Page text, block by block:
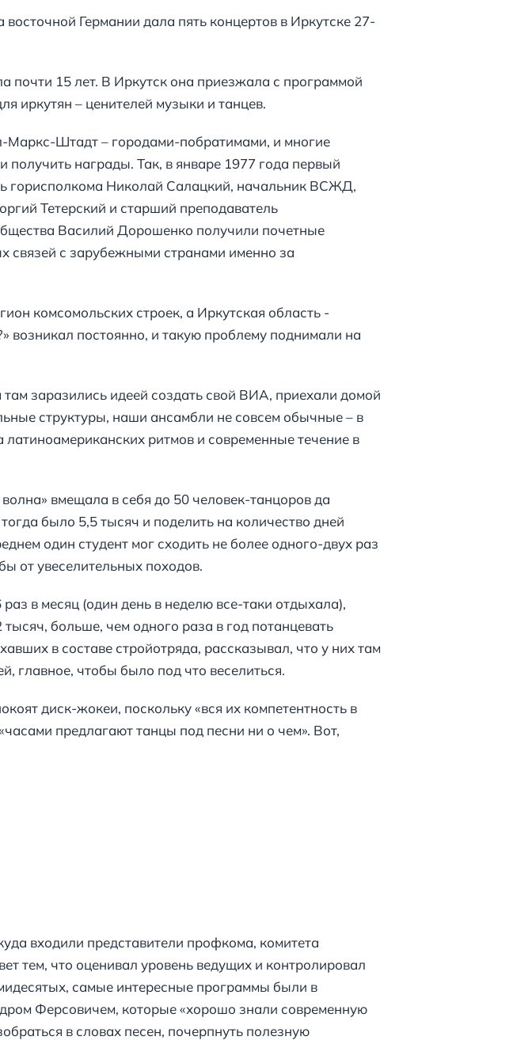
Германии дала пять концертов в Иркутске 27-
почти 15 лет. В Иркутск она приезжала с программой
иркутян – ценителей музыки и танцев.
Маркс-Штадт – городами-побратимами, и многие
получить награды. Так, в январе 1977 года первый
горисполкома Николай Салацкий, начальник ВСЖД,
Тетерский и старший преподаватель
Василий Дорошенко получили почетные
связей с зарубежными странами именно за
комсомольских строек, а Иркутская область -
возникал постоянно, и такую проблему поднимали на
заразились идеей создать свой ВИА, приехали домой
структуры, наши ансамбли не совсем обычные – в
ритмов и современные течение в
вмещала в себя до 50 человек-танцоров да
было 5,5 тысяч и поделить на количество дней
один студент мог сходить не более одного-двух раз
от увеселительных походов.
в месяц (один день в неделю все-таки отдыхала),
больше, чем одного раза в год потанцевать
в составе стройотряда, рассказывал, что у них там
главное, чтобы было под что веселиться.
диск-жокеи, поскольку «вся их компетентность в
предлагают танцы под песни ни о чем». Вот,
входили представители профкома, комитета
тем, что оценивал уровень ведущих и контролировал
самые интересные программы были в
Ферсовичем, которые «хорошо знали современную
в словах песен, почерпнуть полезную